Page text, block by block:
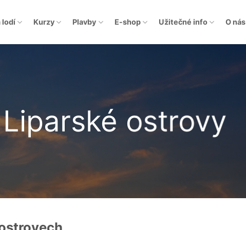
lodí Kurzy Plavby E-shop Užitečné info O nás
Liparské ostrovy